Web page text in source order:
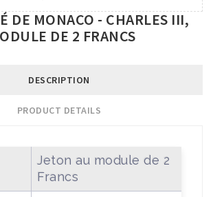
DE MONACO - CHARLES III,
DE 2 FRANCS
DESCRIPTION
PRODUCT DETAILS
Jeton au module de 2
Francs